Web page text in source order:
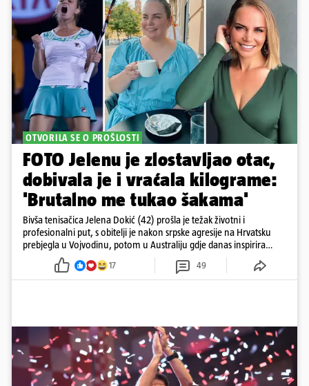
OTVORILA SE O PROŠLOSTI
FOTO Jelenu je zlostavljao otac,
dobivala je i vraćala kilograme:
'Brutalno me tukao šakama'
Bivša tenisačica Jelena Dokić (42) prošla je težak životni i
profesionalni put, s obitelji je nakon srpske agresije na Hrvatsku
prebjegla u Vojvodinu, potom u Australiju gdje danas inspirira
17 49